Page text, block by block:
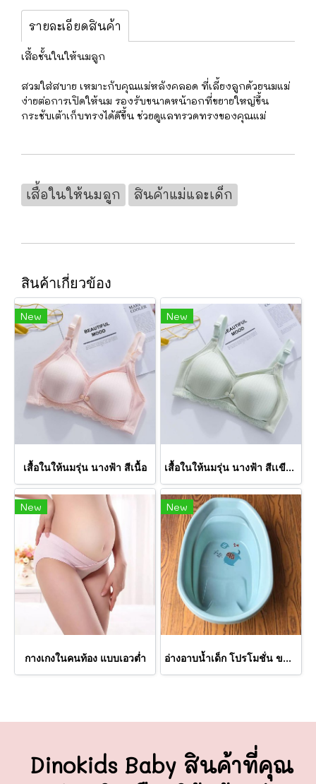
รายละเอียดสินค้า
เสื้อชั้นในให้นมลูก
สวมใส่สบาย เหมาะกับคุณแม่หลังคลอด ที่เลี้ยงลูกด้วยนมแม่
ง่ายต่อการเปิดให้นม รองรับขนาดหน้าอกที่ขยายใหญ่ขึ้น
กระชับเต้าเก็บทรงได้ดีขึ้น ช่วยดูแลทรวดทรงของคุณแม่
เสื้อในให้นมลูก สินค้าแม่และเด็ก
สินค้าเกี่ยวข้อง
New
เสื้อในให้นมรุ่น นางฟ้า สีเนื้อ
New
เสื้อในให้นมรุ่น นางฟ้า สีเเขียวมิ้นท์
New
กางเกงในคนท้อง แบบเอวต่ำ
New
อ่างอาบน้ำเด็ก โปรโมชั่น ขนาด70*44*20 Cm.
Dinokids Baby สินค้าที่คุณ